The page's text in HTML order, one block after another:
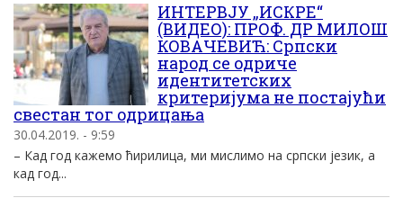
ИНТЕРВЈУ „ИСКРЕ“
(ВИДЕО): ПРОФ. ДР МИЛОШ
КОВАЧЕВИЋ: Српски
народ се одриче
идентитетских
критеријума не постајући
свестан тог одрицања
30.04.2019. - 9:59
– Кад год кажемо ћирилица, ми мислимо на српски језик, а
кад год...